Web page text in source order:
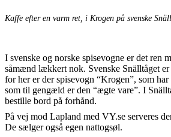
Kaffe efter en varm ret, i Krogen på svenske
I svenske og norske spisevogne er det ren
såmænd lækkert nok. Svenske Snälltåget er
for her er der spisevogn “Krogen”, som
som til gengæld er den “ægte vare”. I
bestille bord på forhånd.
På vej mod Lapland med VY.se serveres
De sælger også egen nattogsøl.